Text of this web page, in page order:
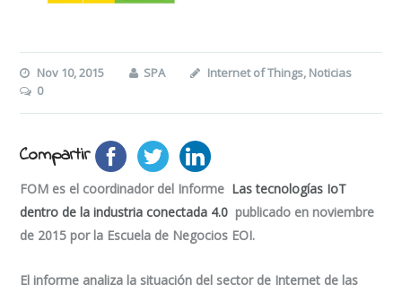
Nov 10, 2015 SPA Internet of Things, Noticias
0
Compartir
FOM es el coordinador del Informe Las tecnologías IoT
dentro de la industria conectada 4.0 publicado en noviembre
de 2015 por la Escuela de Negocios EOI.
El informe analiza la situación del sector de Internet de las